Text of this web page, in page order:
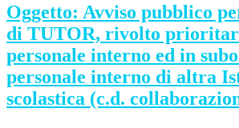
Oggetto: Avviso pubblico
di TUTOR, rivolto
personale interno ed in
personale interno di altra
scolastica (c.d.